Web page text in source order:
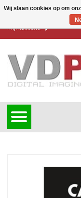
Mijn account
Wij slaan cookies op om